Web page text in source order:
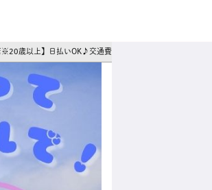
歳以上】日払いOK♪交通費支給♪週3日～シフト相談◎